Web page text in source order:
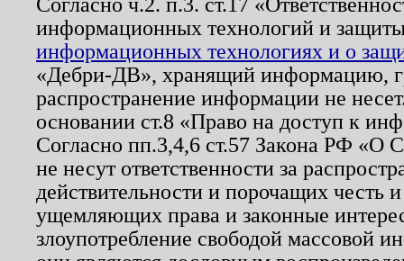
информационных технологий и
информационных технологиях и о
«Дебри-ДВ», хранящий информацию,
распространение информации не
основании ст.8 «Право на доступ к
Согласно пп.3,4,6 ст.57 Закона РФ «О
не несут ответственности за
действительности и порочащих честь
ущемляющих права и законные
злоупотребление свободой массовой